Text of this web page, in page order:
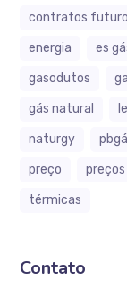
contratos
energia
es
gasodutos
gás natural
naturgy
preço
preços
térmicas
Contato